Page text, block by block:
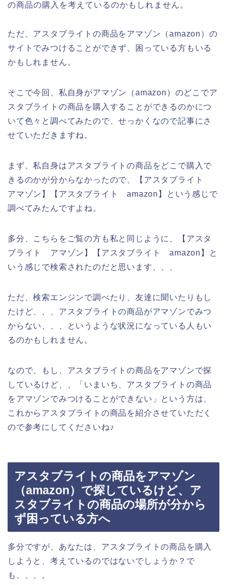
の商品の購入を考えているのかもしれません。
ただ、アスタブライトの商品をアマゾン（amazon）の
サイトでみつけることができず、困っている方もいる
かもしれません。
そこで今回、私自身がアマゾン（amazon）のどこでア
スタブライトの商品を購入することができるのかにつ
いて色々と調べてみたので、せっかくなので記事にさ
せていただきますね。
まず、私自身はアスタブライトの商品をどこで購入で
きるのかが分からなかったので、【アスタブライト
アマゾン】【アスタブライト amazon】という感じで
調べてみたんですよね。
多分、こちらをご覧の方も私と同じように、【アスタ
ブライト アマゾン】【アスタブライト amazon】と
いう感じで検索されたのだと思います、、、
ただ、検索エンジンで調べたり、友達に聞いたりもし
たけど、、、アスタブライトの商品がアマゾンでみつ
からない、、、というような状況になっている人もい
るのかもしれません。
なので、もし、アスタブライトの商品をアマゾンで探
しているけど、、「いまいち、アスタブライトの商品
をアマゾンでみつけることができない」という方は、
これからアスタブライトの商品を紹介させていただく
ので参考にしてくださいね♪
アスタブライトの商品をアマゾン
（amazon）で探しているけど、ア
スタブライトの商品の場所が分から
ず困っている方へ
多分ですが、あなたは、アスタブライトの商品を購入
しようと、考えているのではないでしょうか？で
も、、、。